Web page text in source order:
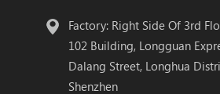
Factory: Right Side Of 3rd
102 Building, Longguan
Dalang Street, Longhua
Shenzhen